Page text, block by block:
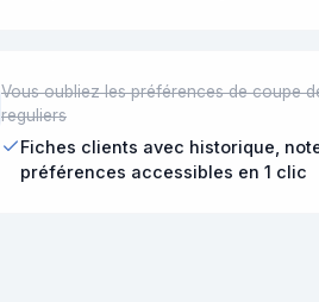
Vous oubliez les préférences de coupe
reguliers
Fiches clients avec historique,
préférences accessibles en 1 clic